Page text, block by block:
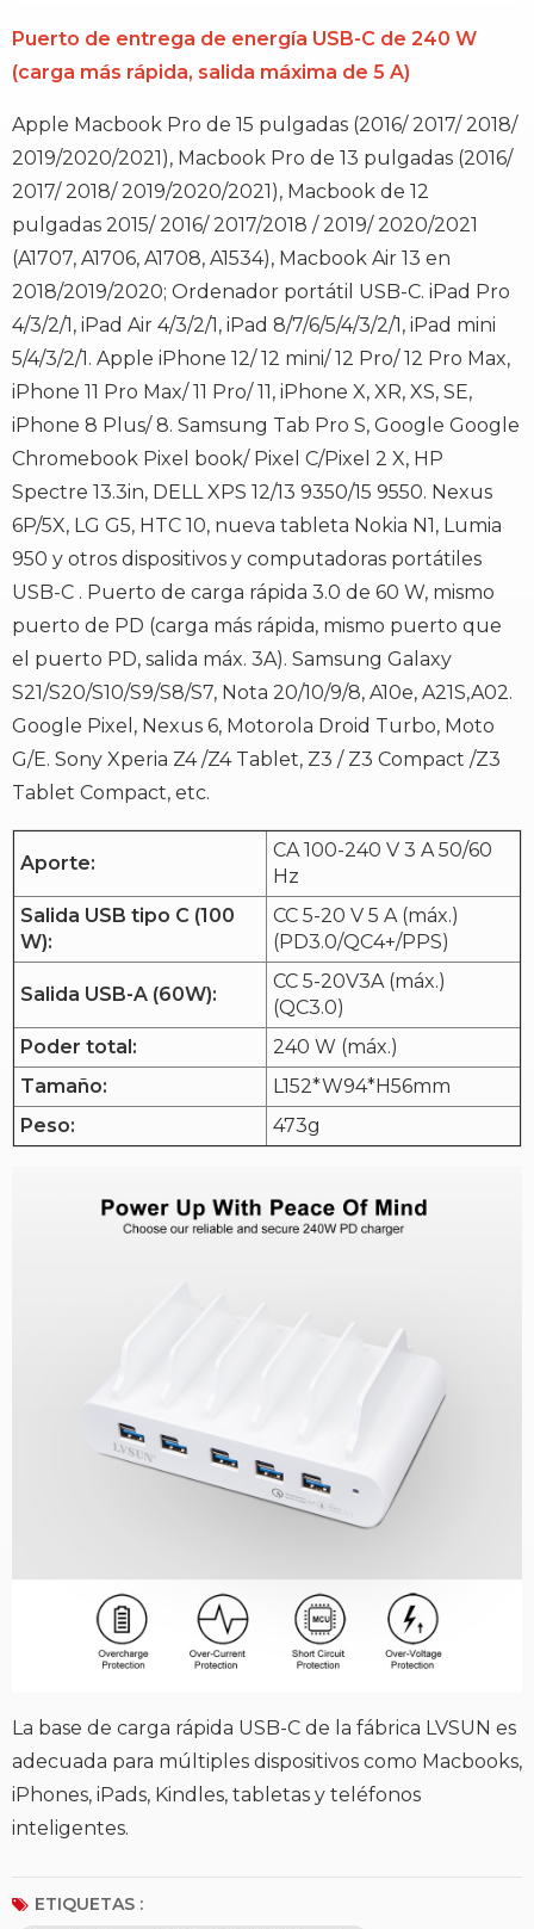
Puerto de entrega de energía USB-C de 240 W
(carga más rápida, salida máxima de 5 A)
Apple Macbook Pro de 15 pulgadas (2016/ 2017/ 2018/
2019/2020/2021), Macbook Pro de 13 pulgadas (2016/
2017/ 2018/ 2019/2020/2021), Macbook de 12
pulgadas 2015/ 2016/ 2017/2018 / 2019/ 2020/2021
(A1707, A1706, A1708, A1534), Macbook Air 13 en
2018/2019/2020; Ordenador portátil USB-C. iPad Pro
4/3/2/1, iPad Air 4/3/2/1, iPad 8/7/6/5/4/3/2/1, iPad mini
5/4/3/2/1. Apple iPhone 12/ 12 mini/ 12 Pro/ 12 Pro Max,
iPhone 11 Pro Max/ 11 Pro/ 11, iPhone X, XR, XS, SE,
iPhone 8 Plus/ 8. Samsung Tab Pro S, Google Google
Chromebook Pixel book/ Pixel C/Pixel 2 X, HP
Spectre 13.3in, DELL XPS 12/13 9350/15 9550. Nexus
6P/5X, LG G5, HTC 10, nueva tableta Nokia N1, Lumia
950 y otros dispositivos y computadoras portátiles
USB-C . Puerto de carga rápida 3.0 de 60 W, mismo
puerto de PD (carga más rápida, mismo puerto que
el puerto PD, salida máx. 3A). Samsung Galaxy
S21/S20/S10/S9/S8/S7, Nota 20/10/9/8, A10e, A21S,A02.
Google Pixel, Nexus 6, Motorola Droid Turbo, Moto
G/E. Sony Xperia Z4 /Z4 Tablet, Z3 / Z3 Compact /Z3
Tablet Compact, etc.
Aporte:
CA 100-240 V 3 A 50/60
Hz
Salida USB tipo C (100
W):
CC 5-20 V 5 A (máx.)
(PD3.0/QC4+/PPS)
Salida USB-A (60W):
CC 5-20V3A (máx.)
(QC3.0)
Poder total:
240 W (máx.)
Tamaño:
L152*W94*H56mm
Peso:
473g
La base de carga rápida USB-C de la fábrica LVSUN es
adecuada para múltiples dispositivos como Macbooks,
iPhones, iPads, Kindles, tabletas y teléfonos
inteligentes.
ETIQUETAS :